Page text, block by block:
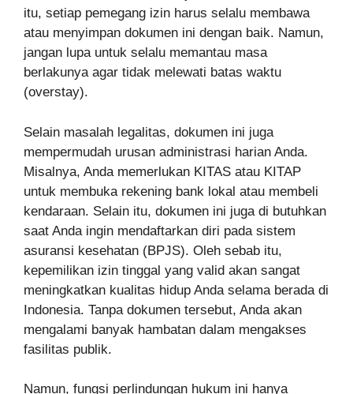
itu, setiap pemegang izin harus selalu membawa
atau menyimpan dokumen ini dengan baik. Namun,
jangan lupa untuk selalu memantau masa
berlakunya agar tidak melewati batas waktu
(overstay).
Selain masalah legalitas, dokumen ini juga
mempermudah urusan administrasi harian Anda.
Misalnya, Anda memerlukan KITAS atau KITAP
untuk membuka rekening bank lokal atau membeli
kendaraan. Selain itu, dokumen ini juga di butuhkan
saat Anda ingin mendaftarkan diri pada sistem
asuransi kesehatan (BPJS). Oleh sebab itu,
kepemilikan izin tinggal yang valid akan sangat
meningkatkan kualitas hidup Anda selama berada di
Indonesia. Tanpa dokumen tersebut, Anda akan
mengalami banyak hambatan dalam mengakses
fasilitas publik.
Namun, fungsi perlindungan hukum ini hanya